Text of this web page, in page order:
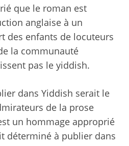
que le roman est
anglaise à un
des enfants de locuteurs
la communauté
pas le yiddish.
dans Yiddish serait le
de la prose
un hommage approprié
déterminé à publier dans